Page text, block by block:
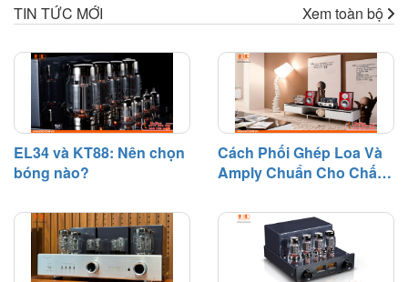
dàn âm thanh.
nào cần thay bóng đèn?". Trên
kiện có tuổi thọ nhất định và sẽ
dần suy giảm hiệu suất sau một
thời gian hoạt động.
TIN TỨC MỚI Xem toàn bộ
EL34 và KT88: Nên chọn
bóng nào?
Cách Phối Ghép Loa Và
Amply Chuẩn Cho Chất